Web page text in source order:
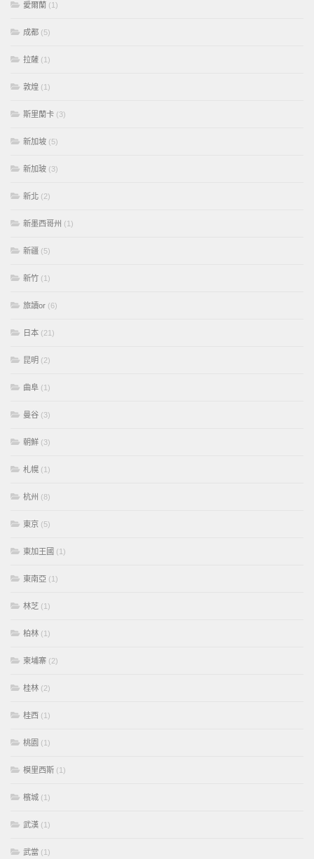
愛爾蘭 (1)
成都 (5)
拉薩 (1)
敦煌 (1)
斯里蘭卡 (3)
新加坡 (5)
新加玻 (3)
新北 (2)
新墨西哥州 (1)
新疆 (5)
新竹 (1)
旅讀or (6)
日本 (21)
昆明 (2)
曲阜 (1)
曼谷 (3)
朝鮮 (3)
札幌 (1)
杭州 (8)
東京 (5)
東加王國 (1)
東南亞 (1)
林芝 (1)
柏林 (1)
柬埔寨 (2)
桂林 (2)
桂西 (1)
桃園 (1)
模里西斯 (1)
檳城 (1)
武漢 (1)
武當 (1)